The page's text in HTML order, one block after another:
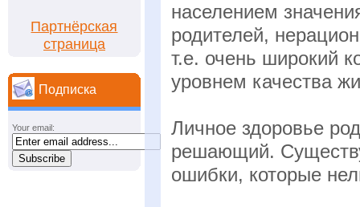
населением
родителей,
т.е. очень широкий
уровнем качества
Личное здоровье
решающий.
ошибки, которые
Партнёрская
страница
Подписка
Your email: